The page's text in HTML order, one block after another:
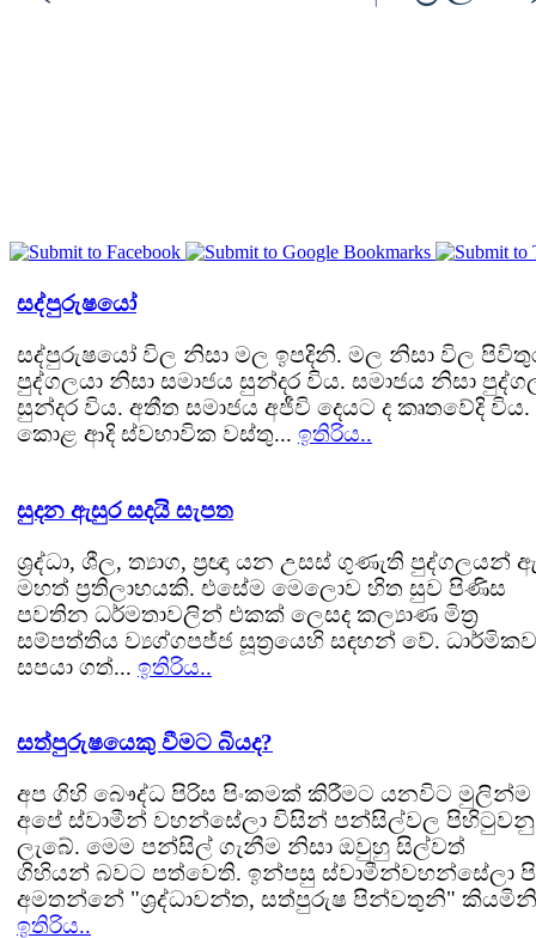
සද්පුරුෂයෝ
සද්පුරුෂයෝ විල නිසා මල ඉපදිනි. මල නිසා විල
පුද්ගලයා නිසා සමාජය සුන්දර විය. සමාජය නිසා
සුන්දර විය. අතීත සමාජය අජීවි දෙයට ද කෘතවේදි
කොළ ආදි ස්වභාවික වස්තු... ඉතිරිය..
සුදන ඇසුර සදයි සැපත
ශ්‍රද්ධා, ශීල, ත්‍යාග, ප්‍රඥා යන උසස් ගුණැති පුද්ගලයන්
මහත් ප්‍රතිලාභයකි. එසේම මෙලොව හිත සුව පිණිස
පවතින ධර්මතාවලින් එකක් ලෙසද කල්‍යාණ මිත්‍ර
සම්පත්තිය ව්‍යග්ගපජ්ජ සූත්‍රයෙහි සඳහන් වේ. ධාර්මිකව
සපයා ගත්... ඉතිරිය..
සත්පුරුෂයෙකු වීමට බියද?
අප ගිහි බෞද්ධ පිරිස පිංකමක් කිරීමට යනවිට මුලින්ම
අපේ ස්වාමීන් වහන්සේලා විසින් පන්සිල්වල පිහිටුවනු
ලැබේ. මෙම පන්සිල් ගැනීම නිසා ඔවුහු සිල්වත්
ගිහියන් බවට පත්වෙති. ඉන්පසු ස්වාමීන්වහන්සේලා
අමතන්නේ "ශ්‍රද්ධාවන්ත, සත්පුරුෂ පින්වතුනි"
ඉතිරිය..